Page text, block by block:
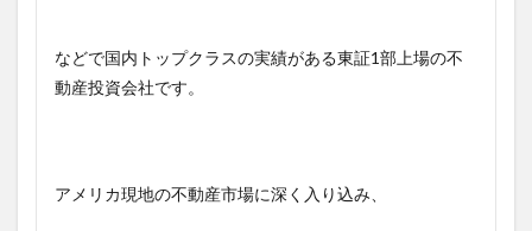
などで国内トップクラスの実績がある東証1部上場の不
動産投資会社です。
アメリカ現地の不動産市場に深く入り込み、